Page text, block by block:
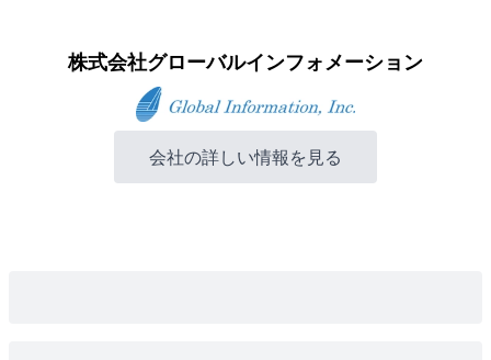
株式会社グローバルインフォメーション
会社の詳しい情報を見る